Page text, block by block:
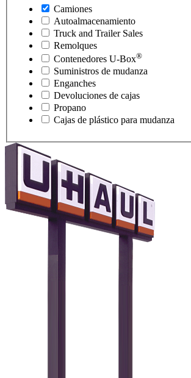
Camiones
Autoalmacenamiento
Truck and Trailer Sales
Remolques
Contenedores U-Box®
Suministros de mudanza
Enganches
Devoluciones de cajas
Propano
Cajas de plástico para mudanza